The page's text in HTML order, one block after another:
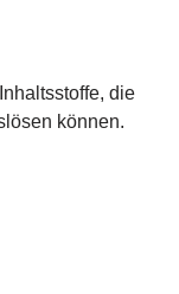
die
können.